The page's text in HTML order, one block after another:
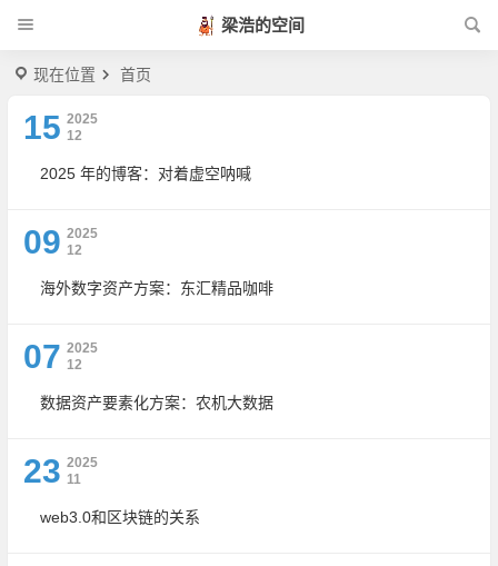
梁浩的空间
现在位置 首页
15 2025
12
2025 年的博客：对着虚空呐喊
09 2025
12
海外数字资产方案：东汇精品咖啡
07 2025
12
数据资产要素化方案：农机大数据
23 2025
11
web3.0和区块链的关系